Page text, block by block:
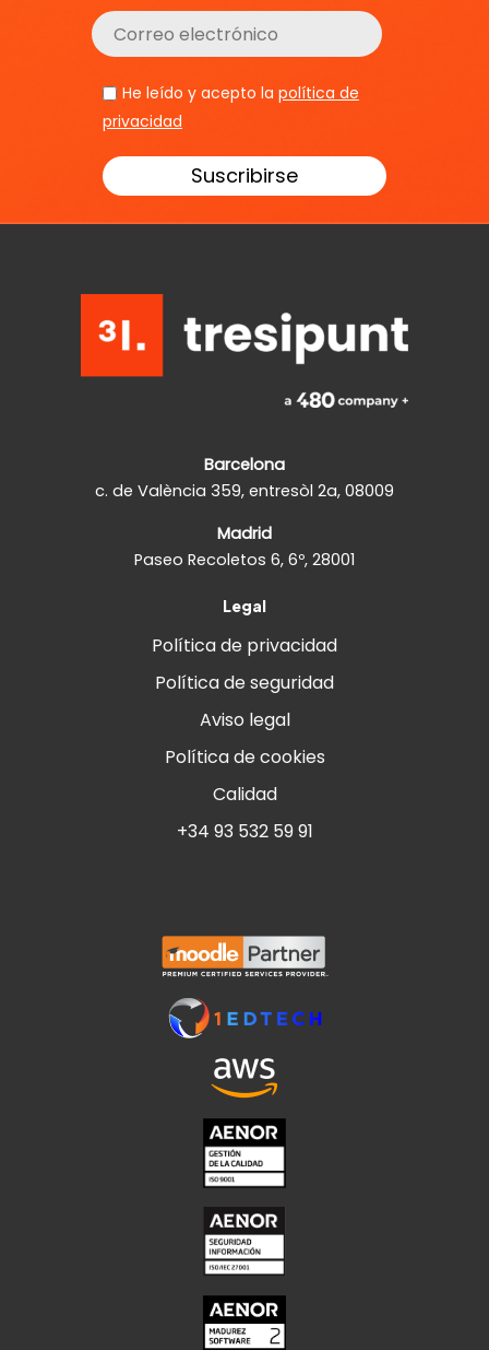
He leído y acepto la política de
privacidad
Barcelona
c. de València 359, entresòl 2a, 08009
Madrid
Paseo Recoletos 6, 6º, 28001
Legal
Política de privacidad
Política de seguridad
Aviso legal
Política de cookies
Calidad
+34 93 532 59 91